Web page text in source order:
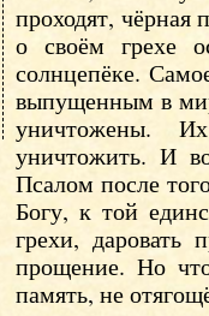
проходят, чёрная
о своём грехе
солнцепёке.
выпущенным в
уничтожены.
уничтожить. И
Псалом после
Богу, к той
грехи, даровать
прощение. Но
память, не